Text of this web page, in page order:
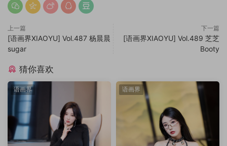
上一篇
[语画界XIAOYU] Vol.487 杨晨晨
sugar
下一篇
[语画界XIAOYU] Vol.489 芝芝
Booty
猜你喜欢
语画界 语画界